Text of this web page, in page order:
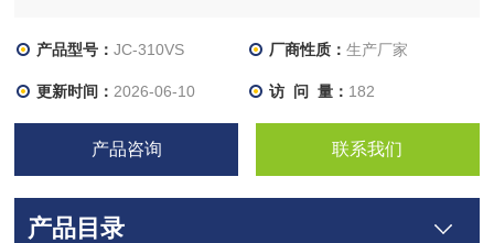
▶ 内置中英文界面，更适合国际化机构使用 ▶ 自动漂移检测技
▶ 独立瓶式加热技术，样品转移不污染，无需开封样品瓶，不吸
潮
产品型号：JC-310VS 厂商性质： 生产厂家
更新时间： 2026-06-10 访 问 量： 182
产品咨询 联系我们
产品目录